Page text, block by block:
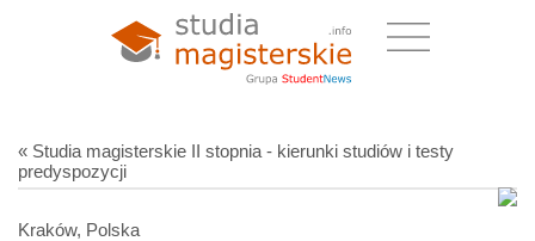
« Studia magisterskie II stopnia - kierunki studiów i testy
predyspozycji
Kraków, Polska